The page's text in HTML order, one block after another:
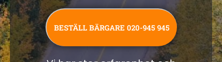
BESTÄLL BÄRGARE 020-945 945